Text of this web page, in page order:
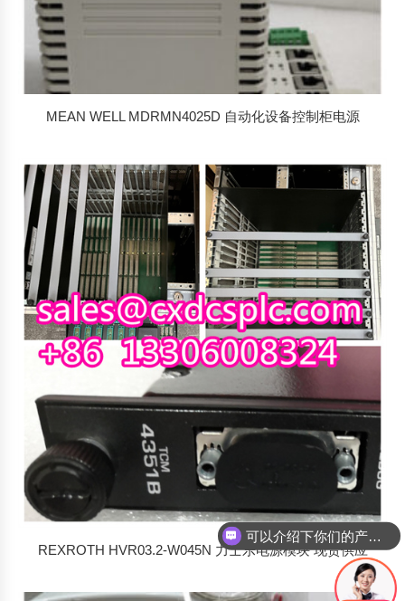
MEAN WELL MDRMN4025D 自动化设备控制柜电源
REXROTH HVR03.2-W045N 力士乐电源模块 现货供应
你们是怎么收费的呢